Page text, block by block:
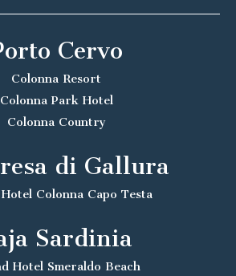
Cervo
Colonna Resort
Colonna Park Hotel
Colonna Country
di Gallura
Colonna Capo Testa
Sardinia
Hotel Smeraldo Beach